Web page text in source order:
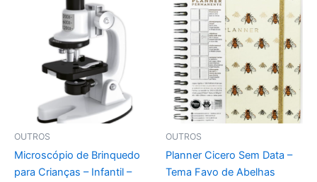
OUTROS
Microscópio de Brinquedo
para Crianças – Infantil –
OUTROS
Planner Cicero Sem Data –
Tema Favo de Abelhas